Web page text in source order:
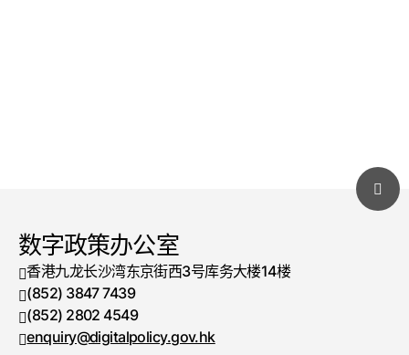
数字政策办公室
香港九龙长沙湾东京街西3号库务大楼14楼
电话号码
(852) 3847 7439
传真号码
(852) 2802 4549
enquiry@digitalpolicy.gov.hk